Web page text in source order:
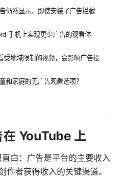
仍然显示，即使安装了广告拦截
手机上实现更少广告的观看体
受地域限制的视频，会影响广告投
和家庭的无广告观看选项？
YouTube 上
白：广告是平台的主要收入
作者获得收入的关键渠道。